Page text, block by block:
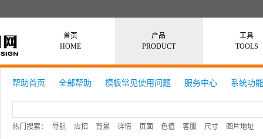
首页
HOME
产品
PRODUCT
工具
TOOLS
帮助首页 全部帮助 模板常见使用问题 服务中心 系统功
热门搜索： 导航 店招 背景 详情 页面 色值 客服 尺寸 图片地址